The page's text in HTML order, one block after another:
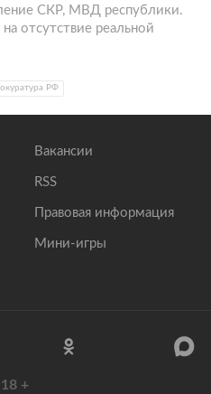
СКР, МВД республики.
отсутствие реальной
РФ
Вакансии
RSS
Правовая информация
Мини-игры
18 +